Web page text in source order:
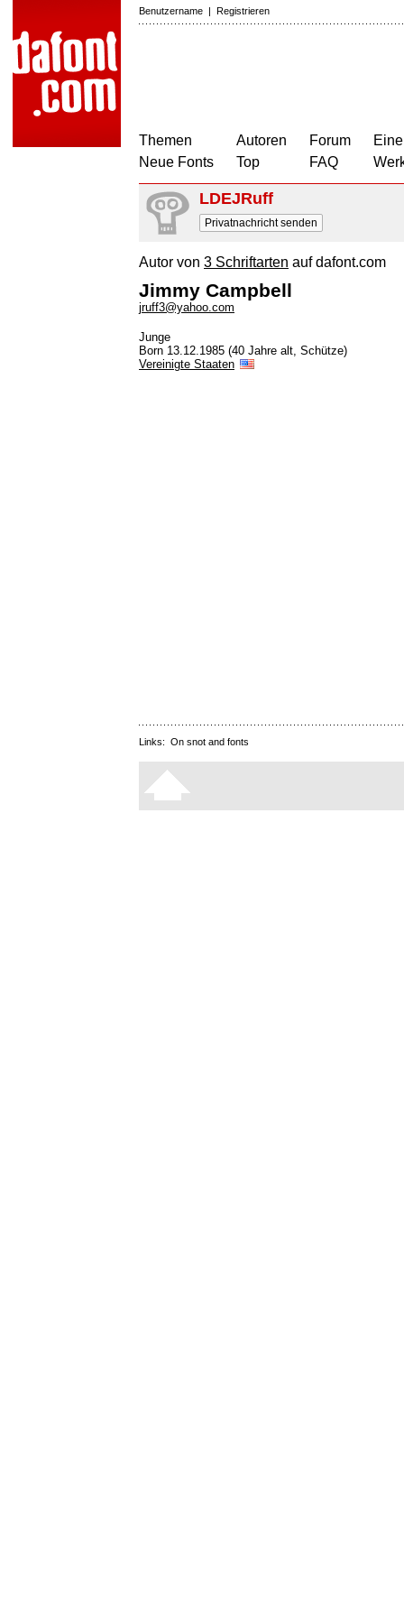
Benutzername | Registrieren
Themen
Neue Fonts
Autoren
Top
Forum
FAQ
LDEJRuff
Privatnachricht senden
Autor von 3 Schriftarten auf dafont.com
Jimmy Campbell
jruff3@yahoo.com
Junge
Born 13.12.1985 (40 Jahre alt, Schütze)
Vereinigte Staaten
Links: On snot and fonts